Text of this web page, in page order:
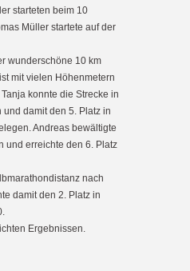
starteten beim 10
Müller startete auf der
wunderschöne 10 km
mit vielen Höhenmetern
konnte die Strecke in
damit den 5. Platz in
Andreas bewältigte
und erreichte den 6. Platz
nach
damit den 2. Platz in
Ergebnissen.